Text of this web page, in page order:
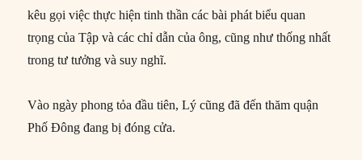
kêu gọi việc thực hiện tinh thần các bài phát biểu quan
trọng của Tập và các chỉ dẫn của ông, cũng như thống nhất
trong tư tưởng và suy nghĩ.
Vào ngày phong tỏa đầu tiên, Lý cũng đã đến thăm quận
Phố Đông đang bị đóng cửa.